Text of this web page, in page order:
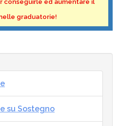
conseguirle ed aumentare il
graduatorie!
su Sostegno